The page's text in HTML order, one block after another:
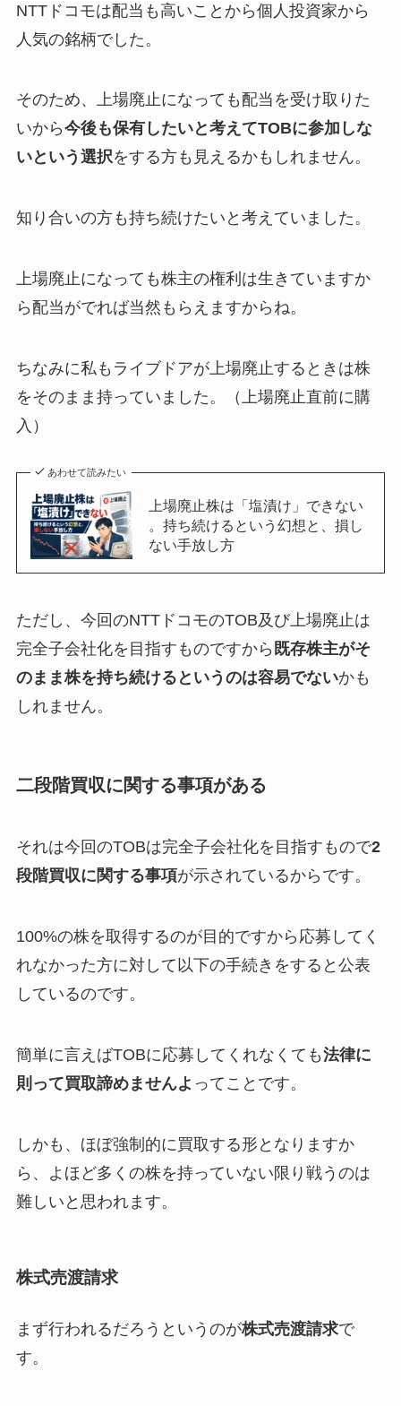
NTTドコモは配当も高いことから個人投資家から
人気の銘柄でした。
そのため、上場廃止になっても配当を受け取りた
いから今後も保有したいと考えてTOBに参加しな
いという選択をする方も見えるかもしれません。
知り合いの方も持ち続けたいと考えていました。
上場廃止になっても株主の権利は生きていますか
ら配当がでれば当然もらえますからね。
ちなみに私もライブドアが上場廃止するときは株
をそのまま持っていました。（上場廃止直前に購
入）
あわせて読みたい
上場廃止株は「塩漬け」できない
。持ち続けるという幻想と、損し
ない手放し方
ただし、今回のNTTドコモのTOB及び上場廃止は
完全子会社化を目指すものですから 既存株主がそ
のまま株を持ち続けるというのは容易でないかも
しれません。
二段階買収に関する事項がある
それは今回のTOBは完全子会社化を目指すもので2
段階買収に関する事項が示されているからです。
100%の株を取得するのが目的ですから応募してく
れなかった方に対して以下の手続きをすると公表
しているのです。
簡単に言えばTOBに応募してくれなくても法律に
則って買取諦めませんよ ってことです。
しかも、ほぼ強制的に買取する形となりますか
ら、よほど多くの株を持っていない限り戦うのは
難しいと思われます。
株式売渡請求
まず行われるだろうというのが株式売渡請求で
す。